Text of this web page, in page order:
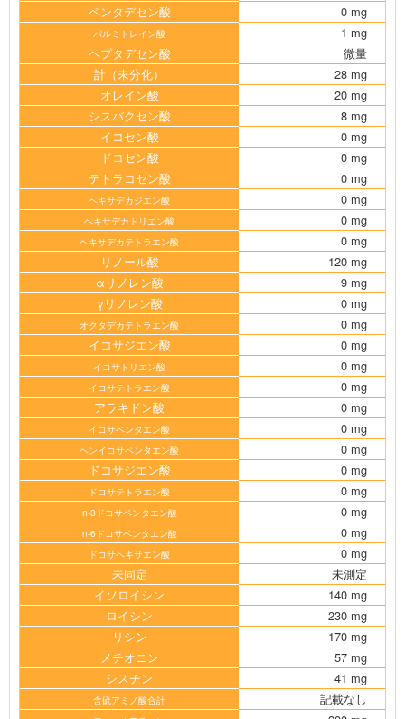
ペンタデセン酸
0 mg
パルミトレイン酸
1 mg
ヘプタデセン酸
微量
計（未分化）
28 mg
オレイン酸
20 mg
シスバクセン酸
8 mg
イコセン酸
0 mg
ドコセン酸
0 mg
テトラコセン酸
0 mg
ヘキサデカジエン酸 0 mg
ヘキサデカトリエン酸 0 mg
ヘキサデカテトラエン酸
0 mg
リノール酸
120 mg
αリノレン酸
9 mg
γリノレン酸
0 mg
オクタデカテトラエン酸
0 mg
イコサジエン酸
0 mg
イコサトリエン酸 0 mg
イコサテトラエン酸
0 mg
アラキドン酸
0 mg
イコサペンタエン酸 0 mg
ヘンイコサペンタエン酸
0 mg
ドコサジエン酸
0 mg
ドコサテトラエン酸 0 mg
n-3ドコサペンタエン酸 0 mg
n-6ドコサペンタエン酸 0 mg
ドコサヘキサエン酸
0 mg
未同定
未測定
イソロイシン
140 mg
ロイシン
230 mg
リシン
170 mg
メチオニン
57 mg
シスチン
41 mg
含硫アミノ酸合計 記載なし